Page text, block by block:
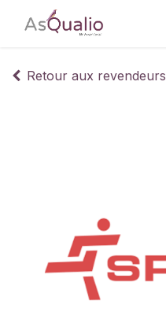
Retour aux revendeurs